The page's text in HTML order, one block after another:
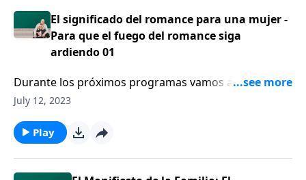
El significado del romance para una mujer -
Para que el fuego del romance siga
ardiendo 01
Durante los próximos programas vamos a hablar
sobre cómo una esposa mira el romance.
July 12, 2023
Play